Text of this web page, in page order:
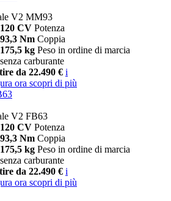
V2 MM93
120 CV Potenza
93,3 Nm Coppia
175,5 kg Peso in ordine di marcia
senza carburante
da 22.490 € i
ora scopri di più
V2 FB63
120 CV Potenza
93,3 Nm Coppia
175,5 kg Peso in ordine di marcia
senza carburante
da 22.490 € i
ora scopri di più